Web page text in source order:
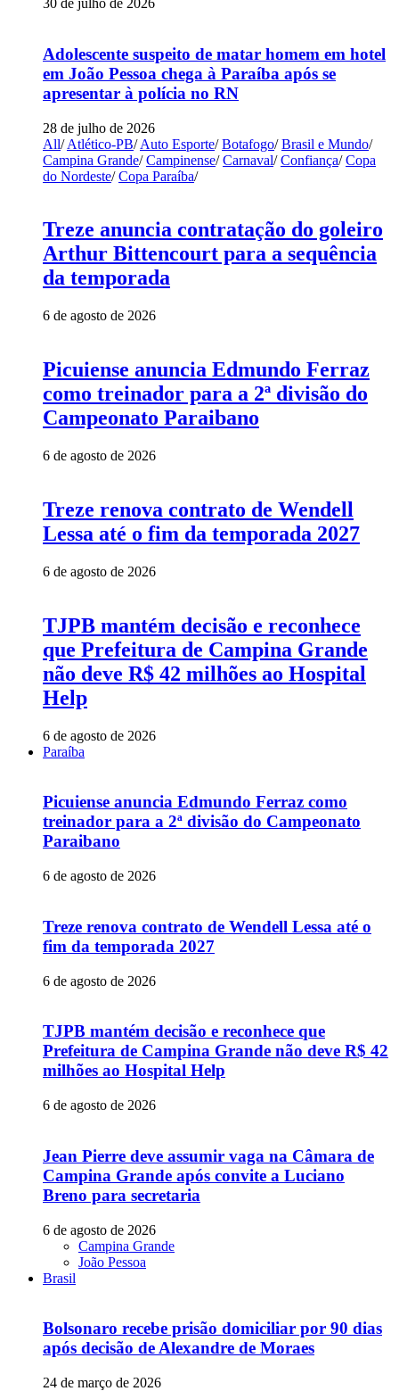
30 de julho de 2026
Adolescente suspeito de matar homem em hotel
em João Pessoa chega à Paraíba após se
apresentar à polícia no RN
28 de julho de 2026
All/ Atlético-PB/ Auto Esporte/ Botafogo/ Brasil e Mundo/
Campina Grande/ Campinense/ Carnaval/ Confiança/ Copa
do Nordeste/ Copa Paraíba/
Treze anuncia contratação do goleiro
Arthur Bittencourt para a sequência
da temporada
6 de agosto de 2026
Picuiense anuncia Edmundo Ferraz
como treinador para a 2ª divisão do
Campeonato Paraibano
6 de agosto de 2026
Treze renova contrato de Wendell
Lessa até o fim da temporada 2027
6 de agosto de 2026
TJPB mantém decisão e reconhece
que Prefeitura de Campina Grande
não deve R$ 42 milhões ao Hospital
Help
6 de agosto de 2026
Paraíba
Picuiense anuncia Edmundo Ferraz como
treinador para a 2ª divisão do Campeonato
Paraibano
6 de agosto de 2026
Treze renova contrato de Wendell Lessa até o
fim da temporada 2027
6 de agosto de 2026
TJPB mantém decisão e reconhece que
Prefeitura de Campina Grande não deve R$ 42
milhões ao Hospital Help
6 de agosto de 2026
Jean Pierre deve assumir vaga na Câmara de
Campina Grande após convite a Luciano
Breno para secretaria
6 de agosto de 2026
Campina Grande
João Pessoa
Brasil
Bolsonaro recebe prisão domiciliar por 90 dias
após decisão de Alexandre de Moraes
24 de março de 2026